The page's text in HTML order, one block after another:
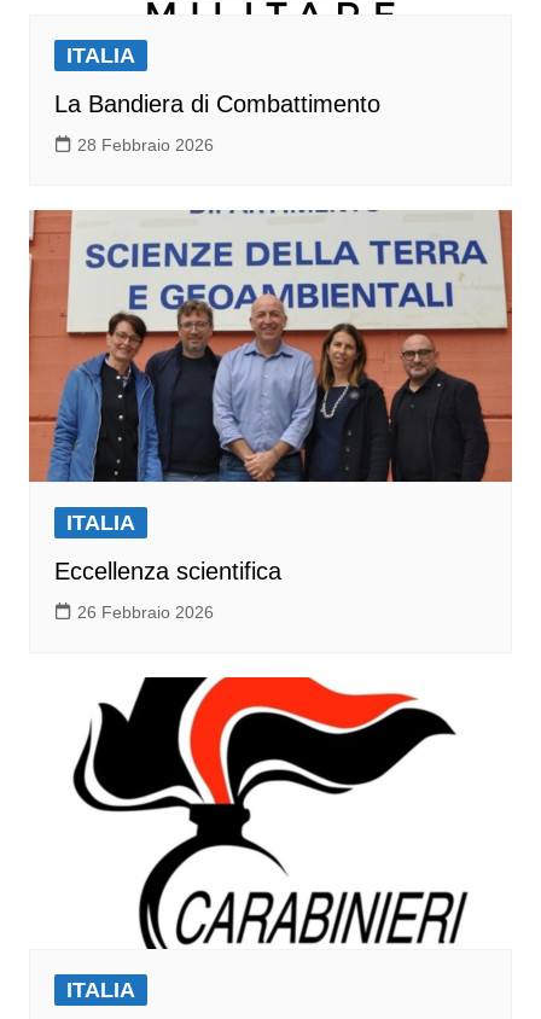
ITALIA
La Bandiera di Combattimento
28 Febbraio 2026
ITALIA
Eccellenza scientifica
26 Febbraio 2026
ITALIA